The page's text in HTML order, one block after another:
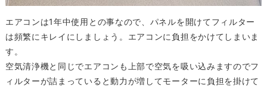
エアコンは1年中使用との事なので、パネルを開けてフィルター
は頻繁にキレイにしましょう。エアコンに負担をかけてしまいま
す。
空気清浄機と同じでエアコンも上部で空気を吸い込みますのでフ
ィルターが詰まっていると動力が増してモーターに負担を掛けて